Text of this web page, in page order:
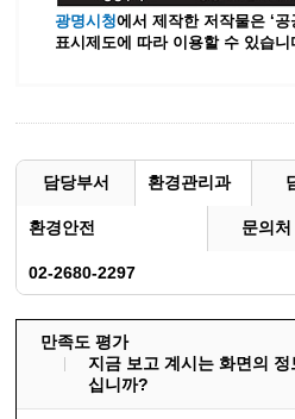
광명시청에서 제작한 저작물은 ‘공
표시제도에 따라 이용할 수 있습니
담당부서 환경관리과
환경안전 문의처
02-2680-2297
만족도 평가
지금 보고 계시는 화면의
십니까?